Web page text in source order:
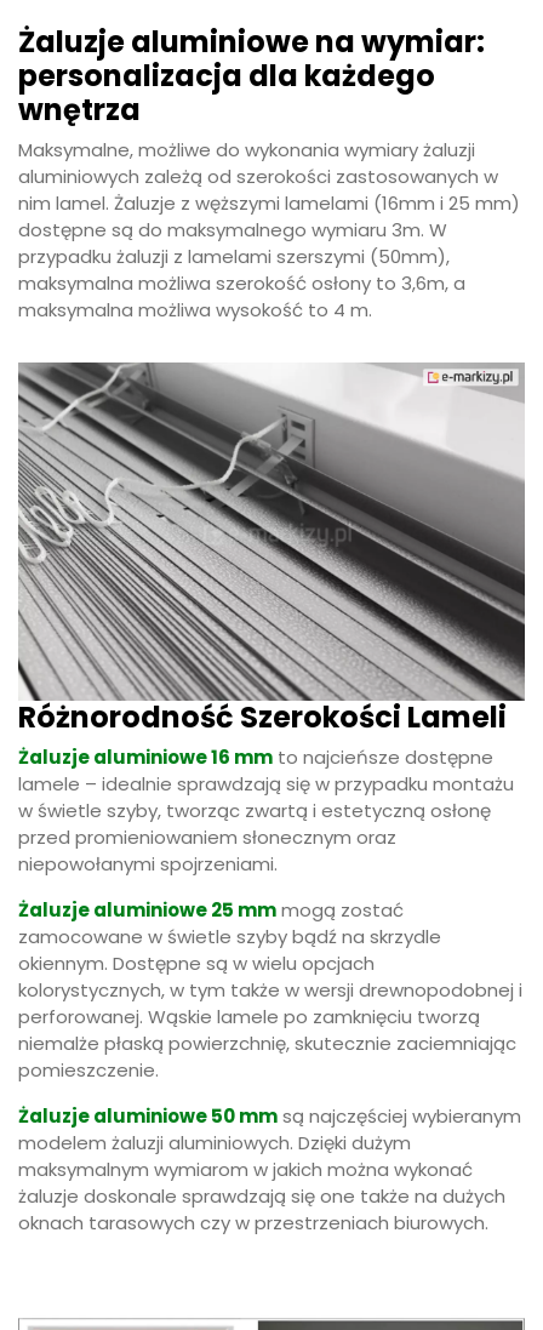
Żaluzje aluminiowe na wymiar:
personalizacja dla każdego
wnętrza
Maksymalne, możliwe do wykonania wymiary żaluzji
aluminiowych zależą od szerokości zastosowanych w
nim lamel. Żaluzje z węższymi lamelami (16mm i 25 mm)
dostępne są do maksymalnego wymiaru 3m. W
przypadku żaluzji z lamelami szerszymi (50mm),
maksymalna możliwa szerokość osłony to 3,6m, a
maksymalna możliwa wysokość to 4 m.
Różnorodność Szerokości Lameli
Żaluzje aluminiowe 16 mm to najcieńsze dostępne
lamele – idealnie sprawdzają się w przypadku montażu
w świetle szyby, tworząc zwartą i estetyczną osłonę
przed promieniowaniem słonecznym oraz
niepowołanymi spojrzeniami.
Żaluzje aluminiowe 25 mmmogą zostać
zamocowane w świetle szyby bądź na skrzydle
okiennym. Dostępne są w wielu opcjach
kolorystycznych, w tym także w wersji drewnopodobnej i
perforowanej. Wąskie lamele po zamknięciu tworzą
niemalże płaską powierzchnię, skutecznie zaciemniając
pomieszczenie.
Żaluzje aluminiowe 50 mmsą najczęściej wybieranym
modelem żaluzji aluminiowych. Dzięki dużym
maksymalnym wymiarom w jakich można wykonać
żaluzje doskonale sprawdzają się one także na dużych
oknach tarasowych czy w przestrzeniach biurowych.